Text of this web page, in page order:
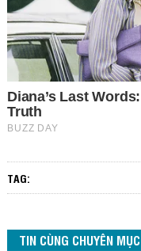
TAG:
TIN CÙNG CHUYÊN MỤC